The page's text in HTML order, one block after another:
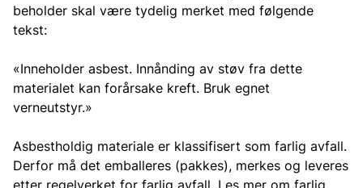
beholder skal være tydelig merket med følgende
tekst:
«Inneholder asbest. Innånding av støv fra dette
materialet kan forårsake kreft. Bruk egnet
verneutstyr.»
Asbestholdig materiale er klassifisert som farlig avfall.
Derfor må det emballeres (pakkes), merkes og leveres
etter regelverket for farlig avfall. Les mer om farlig